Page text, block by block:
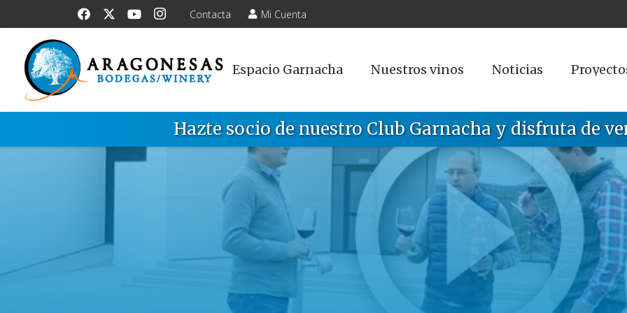
Contacta Mi Cuenta
Espacio Garnacha Nuestros vinos Noticias
Hazte socio de nuestro Club Garnacha y disfruta de